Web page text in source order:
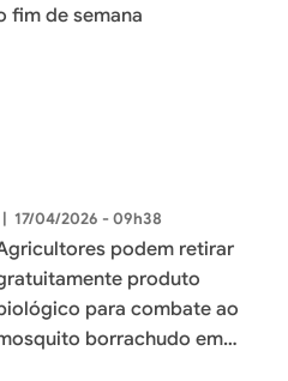
fim de semana
| 17/04/2026 - 09h38
podem retirar
produto
para combate ao
borrachudo em